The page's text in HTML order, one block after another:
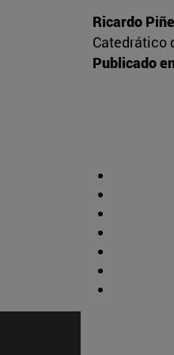
Ricardo
Catedrático
Publicado